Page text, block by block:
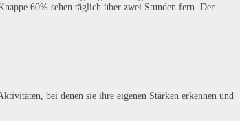
60% sehen täglich über zwei Stunden fern. Der
bei denen sie ihre eigenen Stärken erkennen und